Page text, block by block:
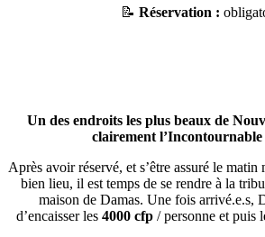
📝 Réservation :
Un des endroits les plus beaux de
clairement l’Incontournable
Après avoir réservé, et s’être assuré le matin
bien lieu, il est temps de se rendre à la
maison de Damas. Une fois arrivé.e.s,
d’encaisser les 4000 cfp / personne et puis